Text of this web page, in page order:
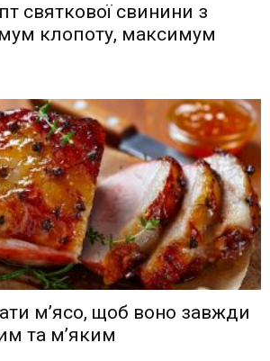
святкової свинини з
клопоту, максимум
м’ясо, щоб воно завжди
та м’яким